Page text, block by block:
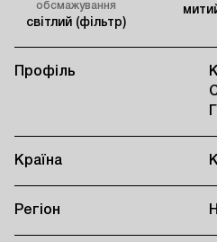
обсмажування
світлий (фільтр)
Профіль
Країна
Регіон